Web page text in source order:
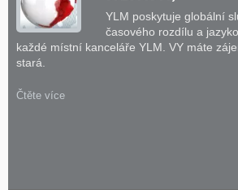
YLM poskytuje globální
časového rozdílu a
každé místní kanceláře YLM. VY máte
stará.
Čtěte více